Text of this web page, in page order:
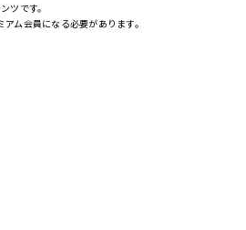
ツです。
ム会員になる必要があります。